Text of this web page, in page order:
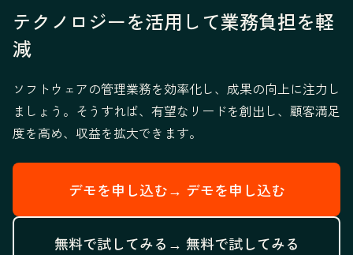
テクノロジーを活用して業務負担を軽
減
ソフトウェアの管理業務を効率化し、成果の向上に注力し
ましょう。そうすれば、有望なリードを創出し、顧客満足
度を高め、収益を拡大できます。
デモを申し込む→ デモを申し込む
無料で試してみる→ 無料で試してみる